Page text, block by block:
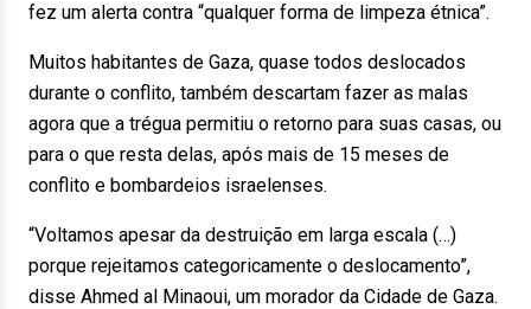
fez um alerta contra “qualquer forma de limpeza étnica”.
Muitos habitantes de Gaza, quase todos deslocados
durante o conflito, também descartam fazer as malas
agora que a trégua permitiu o retorno para suas casas, ou
para o que resta delas, após mais de 15 meses de
conflito e bombardeios israelenses.
“Voltamos apesar da destruição em larga escala (…)
porque rejeitamos categoricamente o deslocamento”,
disse Ahmed al Minaoui, um morador da Cidade de Gaza.